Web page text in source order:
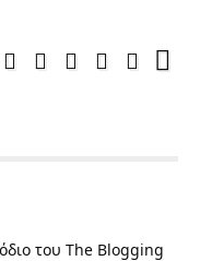
του The Blogging